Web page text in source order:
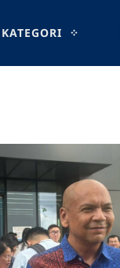
KATEGORI